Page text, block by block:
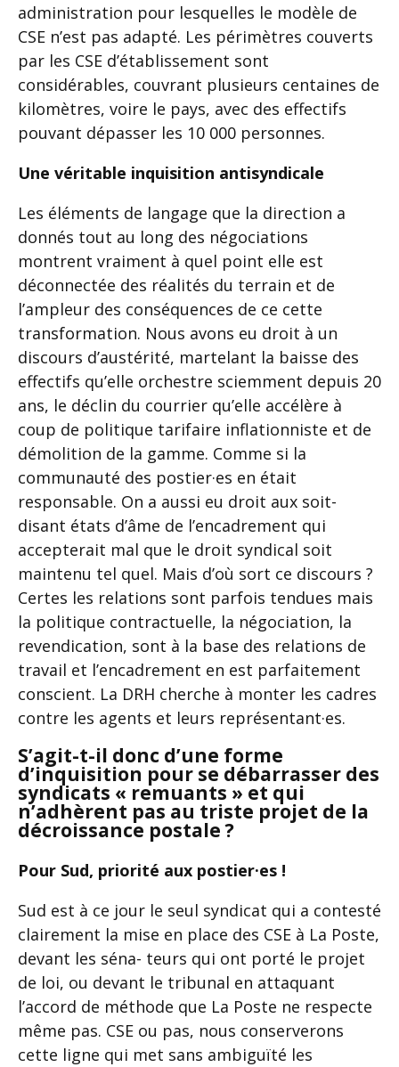
administration pour lesquelles le modèle de
CSE n’est pas adapté. Les périmètres couverts
par les CSE d’établissement sont
considérables, couvrant plusieurs centaines de
kilomètres, voire le pays, avec des effectifs
pouvant dépasser les 10 000 personnes.
Une véritable inquisition antisyndicale
Les éléments de langage que la direction a
donnés tout au long des négociations
montrent vraiment à quel point elle est
déconnectée des réalités du terrain et de
l’ampleur des conséquences de ce cette
transformation. Nous avons eu droit à un
discours d’austérité, martelant la baisse des
effectifs qu’elle orchestre sciemment depuis 20
ans, le déclin du courrier qu’elle accélère à
coup de politique tarifaire inflationniste et de
démolition de la gamme. Comme si la
communauté des postier·es en était
responsable. On a aussi eu droit aux soit-
disant états d’âme de l’encadrement qui
accepterait mal que le droit syndical soit
maintenu tel quel. Mais d’où sort ce discours ?
Certes les relations sont parfois tendues mais
la politique contractuelle, la négociation, la
revendication, sont à la base des relations de
travail et l’encadrement en est parfaitement
conscient. La DRH cherche à monter les cadres
contre les agents et leurs représentant·es.
S’agit-t-il donc d’une forme
d’inquisition pour se débarrasser des
syndicats « remuants » et qui
n’adhèrent pas au triste projet de la
décroissance postale ?
Pour Sud, priorité aux postier·es !
Sud est à ce jour le seul syndicat qui a contesté
clairement la mise en place des CSE à La Poste,
devant les séna- teurs qui ont porté le projet
de loi, ou devant le tribunal en attaquant
l’accord de méthode que La Poste ne respecte
même pas. CSE ou pas, nous conserverons
cette ligne qui met sans ambiguïté les